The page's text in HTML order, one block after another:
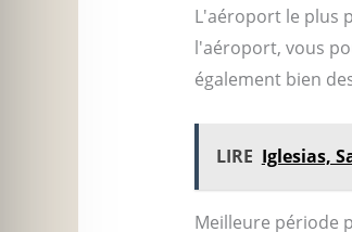
L'aéroport le plus
l'aéroport, vous
également bien
LIRE Iglesias,
Meilleure période